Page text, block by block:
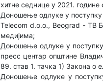
хитне седнице у 2021.
Доношење одлуке у
Telecom d.o.o., Beograd - ТВ
медијима;
Доношење одлуке у
пресс центар општине
89. став 1. тачка 1) Закона о
Доношење одлуке у